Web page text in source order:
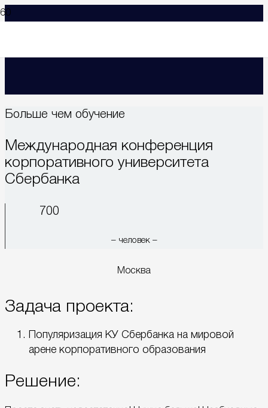
Больше чем обучение
Международная конференция
корпоративного университета
Сбербанка
700
– человек –
Москва
Задача проекта:
Популяризация КУ Сбербанка на мировой
арене корпоративного образования
Решение: